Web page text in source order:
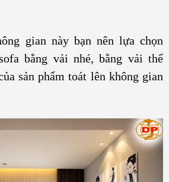
gian này bạn nên lựa chọn
bằng vải nhé, bằng vải thể
sản phẩm toát lên không gian